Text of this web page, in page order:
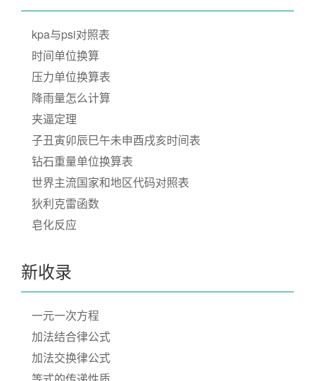
kpa与psi对照表
时间单位换算
压力单位换算表
降雨量怎么计算
夹逼定理
子丑寅卯辰巳午未申酉戌亥时间表
钻石重量单位换算表
世界主流国家和地区代码对照表
狄利克雷函数
皂化反应
新收录
一元一次方程
加法结合律公式
加法交换律公式